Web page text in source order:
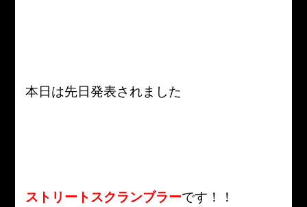
本日は先日発表されました
ストリートスクランブラーです！！